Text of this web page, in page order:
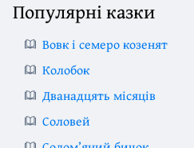
Популярні казки
Вовк і семеро козенят
Колобок
Дванадцять місяців
Соловей